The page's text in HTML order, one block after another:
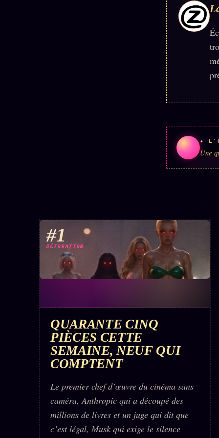
✦
Une
#1
DÉTONATION
QUARANTE CINQ
PIÈCES CETTE
SEMAINE, NEUF QUI
COMPTENT
Le premier chef d’œuvre du cinéma sans
caméra, Anthropic qui a découpé des
millions de livres et un juge qui dit que
c’est légal, Musk qui exige le silence